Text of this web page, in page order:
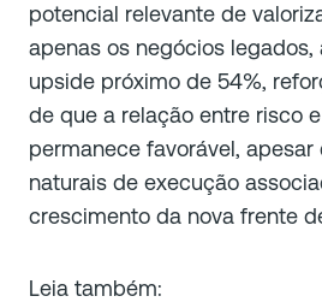
potencial relevante de
apenas os negócios legados,
upside próximo de 54%,
de que a relação entre risco
permanece favorável, apesar
naturais de execução
crescimento da nova frente
Leia também: